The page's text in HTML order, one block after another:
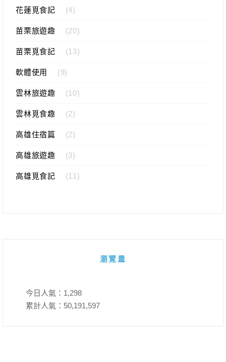
花蓮覓食記 (4)
苗栗旅遊趣 (20)
苗栗覓食記 (13)
軟體使用 (9)
雲林旅遊趣 (10)
雲林覓食趣 (2)
高雄住宿篇 (2)
高雄旅遊趣 (3)
高雄覓食記 (11)
瀏覽量
今日人氣： 1,298
累計人氣： 50,191,597